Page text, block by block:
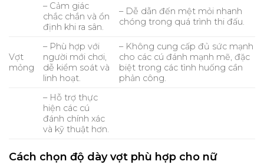
– Cảm giác
chắc chắn và ổn
định khi ra sân.
– Dễ dẫn đến mệt mỏi nhanh
chóng trong quá trình thi đấu.
Vợt
mỏng
– Phù hợp với
người mới chơi,
dễ kiểm soát và
linh hoạt.
– Không cung cấp đủ sức mạnh
cho các cú đánh mạnh mẽ, đặc
biệt trong các tình huống cần
phản công.
– Hỗ trợ thực
hiện các cú
đánh chính xác
và kỹ thuật hơn.
Cách chọn độ dày vợt phù hợp cho nữ